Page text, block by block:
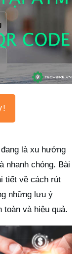
là xu hướng
nhanh chóng. Bài
tiết về cách rút
những lưu ý
toàn và hiệu quả.